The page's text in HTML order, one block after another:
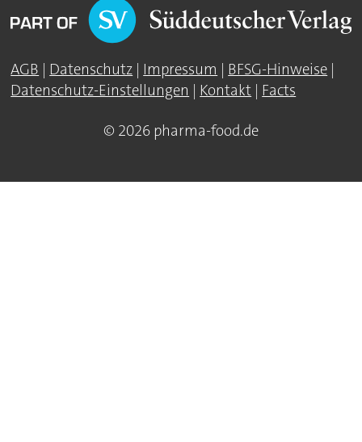
AGB | Datenschutz | Impressum | BFSG-Hinweise |
Datenschutz-Einstellungen | Kontakt | Facts
© 2026 pharma-food.de